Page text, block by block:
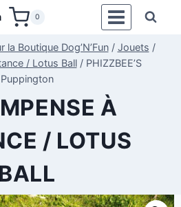
0
la Boutique Dog’N’Fun / Jouets /
/ Lotus Ball / PHIZZBEE’S
Puppington
À
/ LOTUS
BALL